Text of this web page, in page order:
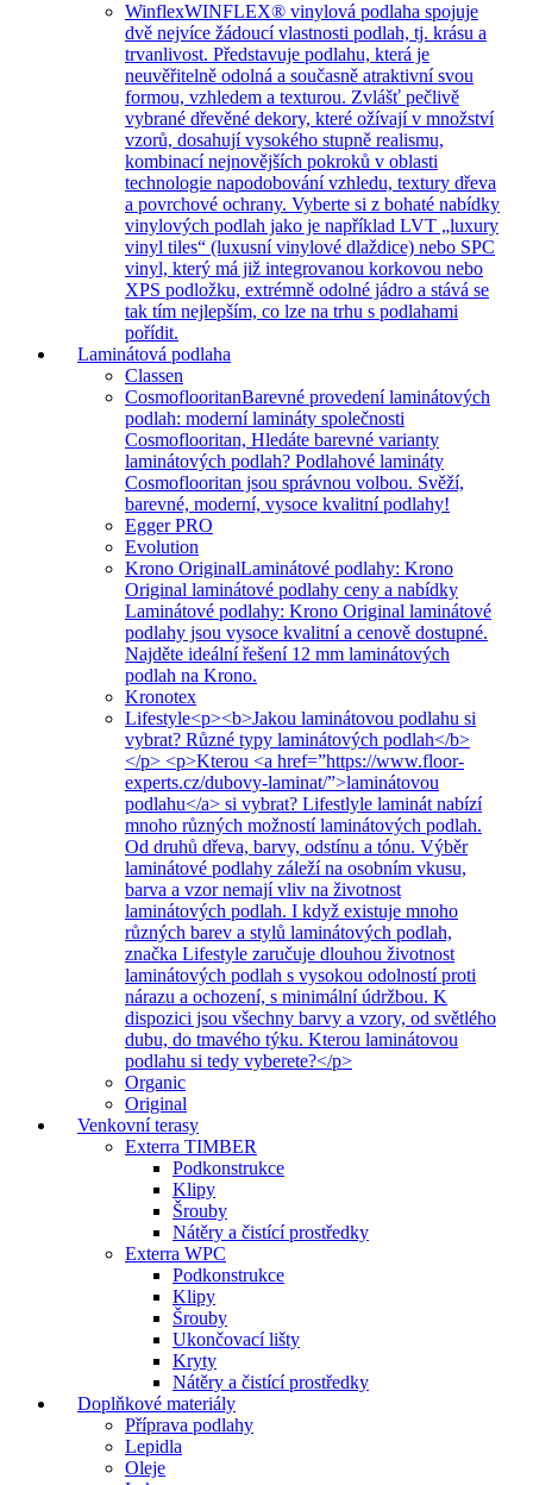
WinflexWINFLEX® vinylová podlaha spojuje
dvě nejvíce žádoucí vlastnosti podlah, tj. krásu a
trvanlivost. Představuje podlahu, která je
neuvěřitelně odolná a současně atraktivní svou
formou, vzhledem a texturou. Zvlášť pečlivě
vybrané dřevěné dekory, které ožívají v množství
vzorů, dosahují vysokého stupně realismu,
kombinací nejnovějších pokroků v oblasti
technologie napodobování vzhledu, textury dřeva
a povrchové ochrany. Vyberte si z bohaté nabídky
vinylových podlah jako je například LVT „luxury
vinyl tiles“ (luxusní vinylové dlaždice) nebo SPC
vinyl, který má již integrovanou korkovou nebo
XPS podložku, extrémně odolné jádro a stává se
tak tím nejlepším, co lze na trhu s podlahami
pořídit.
Laminátová podlaha
Classen
CosmoflooritanBarevné provedení laminátových
podlah: moderní lamináty společnosti
Cosmoflooritan, Hledáte barevné varianty
laminátových podlah? Podlahové lamináty
Cosmoflooritan jsou správnou volbou. Svěží,
barevné, moderní, vysoce kvalitní podlahy!
Egger PRO
Evolution
Krono OriginalLaminátové podlahy: Krono
Original laminátové podlahy ceny a nabídky
Laminátové podlahy: Krono Original laminátové
podlahy jsou vysoce kvalitní a cenově dostupné.
Najděte ideální řešení 12 mm laminátových
podlah na Krono.
Kronotex
Lifestyle<p><b>Jakou laminátovou podlahu si
vybrat? Různé typy laminátových podlah</b>
</p> <p>Kterou <a href=”https://www.floor-
experts.cz/dubovy-laminat/”>laminátovou
podlahu</a> si vybrat? Lifestlyle laminát nabízí
mnoho různých možností laminátových podlah.
Od druhů dřeva, barvy, odstínu a tónu. Výběr
laminátové podlahy záleží na osobním vkusu,
barva a vzor nemají vliv na životnost
laminátových podlah. I když existuje mnoho
různých barev a stylů laminátových podlah,
značka Lifestyle zaručuje dlouhou životnost
laminátových podlah s vysokou odolností proti
nárazu a ochození, s minimální údržbou. K
dispozici jsou všechny barvy a vzory, od světlého
dubu, do tmavého týku. Kterou laminátovou
podlahu si tedy vyberete?</p>
Organic
Original
Venkovní terasy
Exterra TIMBER
Podkonstrukce
Klipy
Šrouby
Nátěry a čistící prostředky
Exterra WPC
Podkonstrukce
Klipy
Šrouby
Ukončovací lišty
Kryty
Nátěry a čistící prostředky
Doplňkové materiály
Příprava podlahy
Lepidla
Oleje